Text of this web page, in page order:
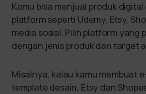
Kamu bisa menjual produk digital
platform seperti Udemy, Etsy,
media sosial. Pilih platform yang
dengan jenis produk dan target
Misalnya, kalau kamu membuat
template desain, Etsy dan